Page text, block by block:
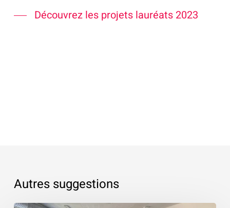
Découvrez les projets lauréats 2023
Autres suggestions